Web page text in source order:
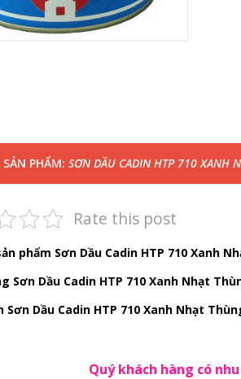
PHẨM: SƠN DẦU CADIN HTP 710 XANH
Rate this post
phẩm Sơn Dầu Cadin HTP 710 Xanh
Sơn Dầu Cadin HTP 710 Xanh Nhạt
Sơn Dầu Cadin HTP 710 Xanh Nhạt
Quý khách hàng có